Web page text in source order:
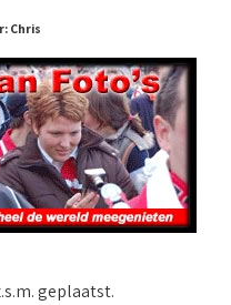
Chris
geplaatst.